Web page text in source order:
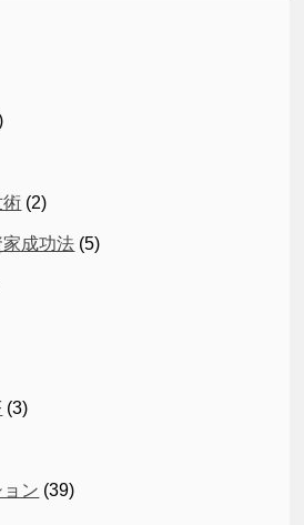
術 (2)
成功法 (5)
(3)
ン (39)